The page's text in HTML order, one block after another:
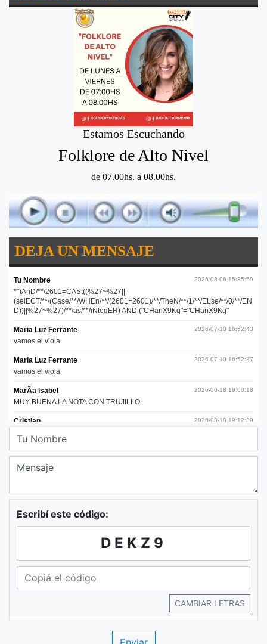
Estamos Escuchando
Folklore de Alto Nivel
de 07.00hs. a 08.00hs.
DEJA UN MENSAJE
Escribí este código:
DEKZ9
CAMBIAR LETRAS